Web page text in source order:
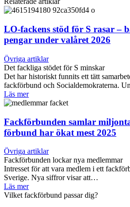
LO-fackens stöd för S rasar –
pengar under valåret 2026
Övriga artiklar
Det fackliga stödet för S minskar
Det har historiskt funnits ett tätt
fackförbund och Socialdemokraterna.
Läs mer
Fackförbunden samlar
förbund har ökat mest 2025
Övriga artiklar
Fackförbunden lockar nya medlemmar
Intresset för att vara medlem i ett
Sverige. Nya siffror visar att…
Läs mer
Vilket fackförbund passar dig?